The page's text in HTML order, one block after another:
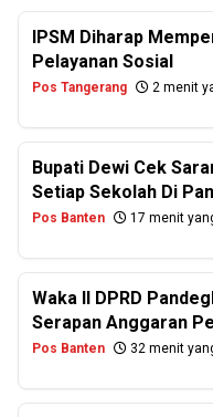
IPSM Diharap
Pelayanan Sosial
Pos Tangerang 2 menit
Bupati Dewi Cek
Setiap Sekolah Di
Pos Banten 17 menit
Waka II DPRD
Serapan Anggaran
Pos Banten 32 menit